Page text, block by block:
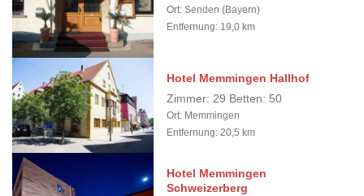
Ort: Senden (Bayern)
Entfernung: 19,0 km
Hotel Memmingen Hallhof
Zimmer: 29 Betten: 50
Ort: Memmingen
Entfernung: 20,5 km
Hotel Memmingen
Schweizerberg